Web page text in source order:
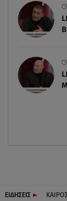
Πώς
ο ρόλος
ΕΙΔΗΣΕΙΣ